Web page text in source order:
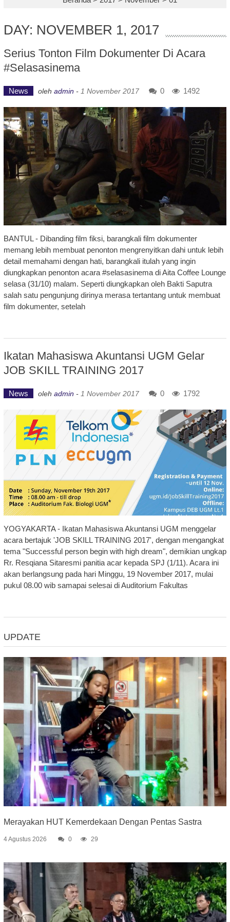
DAY: NOVEMBER 1, 2017
Serius Tonton Film Dokumenter Di Acara
#selasasinema
News oleh admin - 1 November 2017 0 1492
BANTUL - Dibanding film fiksi, barangkali film dokumenter
memang lebih membuat penonton mengrenyitkan dahi untuk lebih
detail memahami dengan hati, barangkali itulah yang ingin
diungkapkan penonton acara #selasasinema di Aita Coffee Lounge
selasa (31/10) malam. Seperti diungkapkan oleh Bakti Saputra
salah satu pengunjung dirinya merasa tertantang untuk membuat
film dokumenter, setelah
Ikatan Mahasiswa Akuntansi UGM Gelar
JOB SKILL TRAINING 2017
News oleh admin - 1 November 2017 0 1792
YOGYAKARTA - Ikatan Mahasiswa Akuntansi UGM menggelar
acara bertajuk 'JOB SKILL TRAINING 2017', dengan mengangkat
tema "Successful person begin with high dream", demikian ungkap
Rr. Resqiana Sitaresmi panitia acar kepada SPJ (1/11). Acara ini
akan berlangsung pada hari Minggu, 19 November 2017, mulai
pukul 08.00 wib samapai selesai di Auditorium Fakultas
UPDATE
Merayakan HUT Kemerdekaan Dengan Pentas Sastra
4 Agustus 2026 0 29